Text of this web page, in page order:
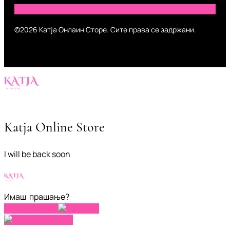
©2026 Катја Онлаин Сторе. Сите права се задржани.
Katja Online Store
I will be back soon
Имаш прашање?